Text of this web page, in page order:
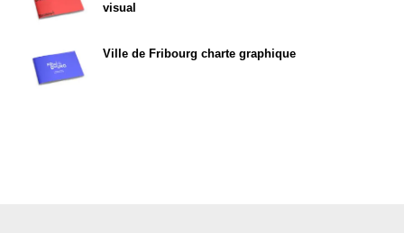
visual
Ville de Fribourg charte graphique